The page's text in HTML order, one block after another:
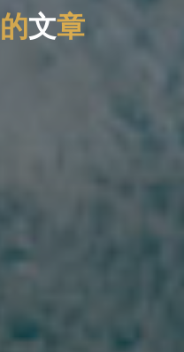
的文章